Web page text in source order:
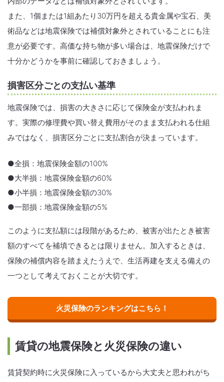
また、1個または1組あたり30万円を超える貴金属や宝石、美
術品などは地震保険では補償対象外とされていることにも注
意が必要です。高価な持ち物が多い場合は、地震保険だけで
十分かどうかを事前に確認しておきましょう。
損害区分ごとの支払い基準
地震保険では、損害の大きさに応じて保険金が支払われま
す。実際の修理費や買い替え費用がそのまま支払われる仕組
みではなく、損害区分ごとに支払割合が決まっています。
●全損：地震保険金額の100%
●大半損：地震保険金額の60%
●小半損：地震保険金額の30%
●一部損：地震保険金額の5%
このように支払額には段階があるため、被害が出たとき被害
額のすべてを補填できるとは限りません。加入するときは、
保険の補償内容を踏まえたうえで、生活再建を支える備えの
一つとして考えておくことが大切です。
火災保険のランキングはこちら！
賃貸の地震保険と火災保険の違い
賃貸契約時に火災保険に入っているから大丈夫と思われがち